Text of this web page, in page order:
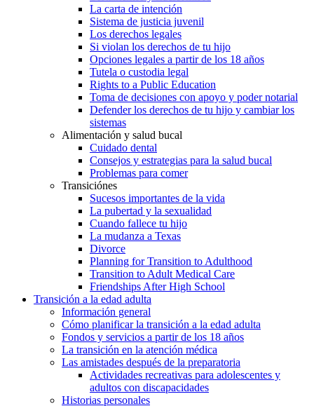
La carta de intención
Sistema de justicia juvenil
Los derechos legales
Si violan los derechos de tu hijo
Opciones legales a partir de los 18 años
Tutela o custodia legal
Rights to a Public Education
Toma de decisiones con apoyo y poder notarial
Defender los derechos de tu hijo y cambiar los
sistemas
Alimentación y salud bucal
Cuidado dental
Consejos y estrategias para la salud bucal
Problemas para comer
Transiciónes
Sucesos importantes de la vida
La pubertad y la sexualidad
Cuando fallece tu hijo
La mudanza a Texas
Divorce
Planning for Transition to Adulthood
Transition to Adult Medical Care
Friendships After High School
Transición a la edad adulta
Información general
Cómo planificar la transición a la edad adulta
Fondos y servicios a partir de los 18 años
La transición en la atención médica
Las amistades después de la preparatoria
Actividades recreativas para adolescentes y
adultos con discapacidades
Historias personales